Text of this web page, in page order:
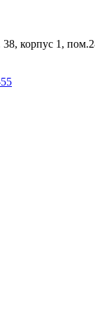
38, корпус 1,